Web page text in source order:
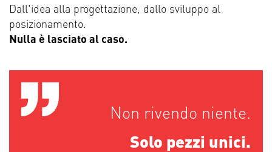
Dall'idea alla progettazione, dallo sviluppo al
posizionamento.
Nulla è lasciato al caso.
Non rivendo niente.
Solo pezzi unici.